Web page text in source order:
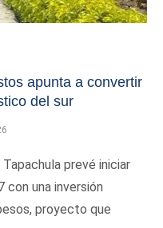
apunta a convertir
del sur
prevé iniciar
con una inversión
proyecto que